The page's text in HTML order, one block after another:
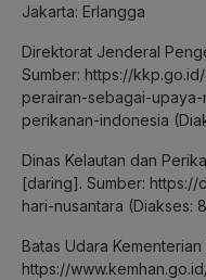
Jakarta: Erlangga
Direktorat Jenderal
Sumber: https://
perairan-sebagai-
perikanan-indonesia
Dinas Kelautan dan
[daring]. Sumber:
hari-nusantara (Diakses:
Batas Udara
https://